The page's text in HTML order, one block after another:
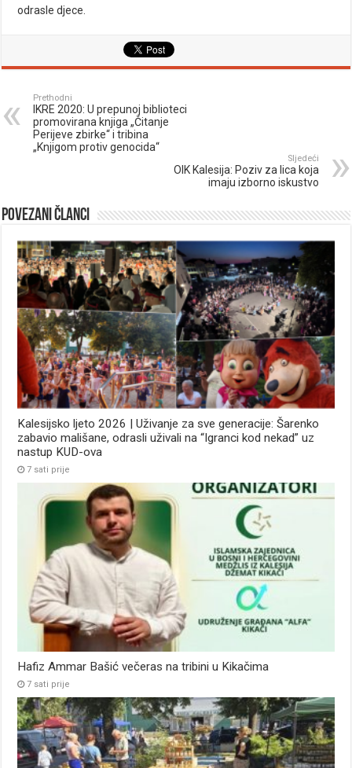
odrasle djece.
Prethodni
IKRE 2020: U prepunoj biblioteci
promovirana knjiga „Čitanje
Perijeve zbirke“ i tribina
„Knjigom protiv genocida“
Sljedeći
OIK Kalesija: Poziv za lica koja
imaju izborno iskustvo
Povezani članci
Kalesijsko ljeto 2026 | Uživanje za sve generacije: Šarenko
zabavio mališane, odrasli uživali na “Igranci kod nekad” uz
nastup KUD-ova
7 sati prije
Hafiz Ammar Bašić večeras na tribini u Kikačima
7 sati prije